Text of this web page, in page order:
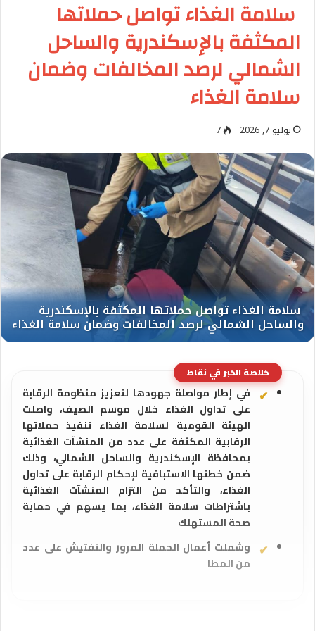
سلامة الغذاء تواصل حملاتها
المكثفة بالإسكندرية والساحل
الشمالي لرصد المخالفات وضمان
سلامة الغذاء
يوليو 7, 2026 7
خلاصة الخبر في نقاط
في إطار مواصلة جهودها لتعزيز منظومة الرقابة
على تداول الغذاء خلال موسم الصيف، واصلت
الهيئة القومية لسلامة الغذاء تنفيذ حملاتها
الرقابية المكثفة على عدد من المنشآت الغذائية
بمحافظة الإسكندرية والساحل الشمالي، وذلك
ضمن خطتها الاستباقية لإحكام الرقابة على تداول
الغذاء، والتأكد من التزام المنشآت الغذائية
باشتراطات سلامة الغذاء، بما يسهم في حماية
صحة المستهلك
وشملت أعمال الحملة المرور والتفتيش على عدد
من المطا